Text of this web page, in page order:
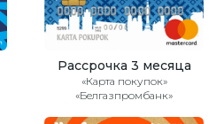
Рассрочка 3 месяца
«Карта покупок»
«Белгазпромбанк»